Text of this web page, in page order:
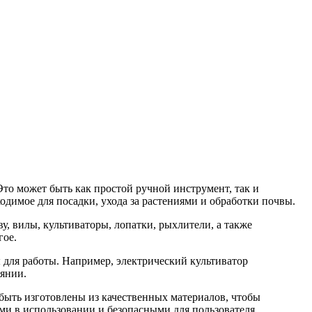
может быть как простой ручной инструмент, так и
для посадки, ухода за растениями и обработки почвы.
вилы, культиваторы, лопатки, рыхлители, а также
работы. Например, электрический культиватор
изготовлены из качественных материалов, чтобы